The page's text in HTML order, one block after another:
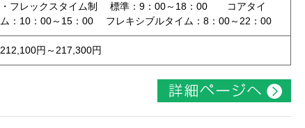
・フレックスタイム制 標準：9：00～18：00 コアタイ
ム：10：00～15：00 フレキシブルタイム：8：00～22：00
212,100円～217,300円